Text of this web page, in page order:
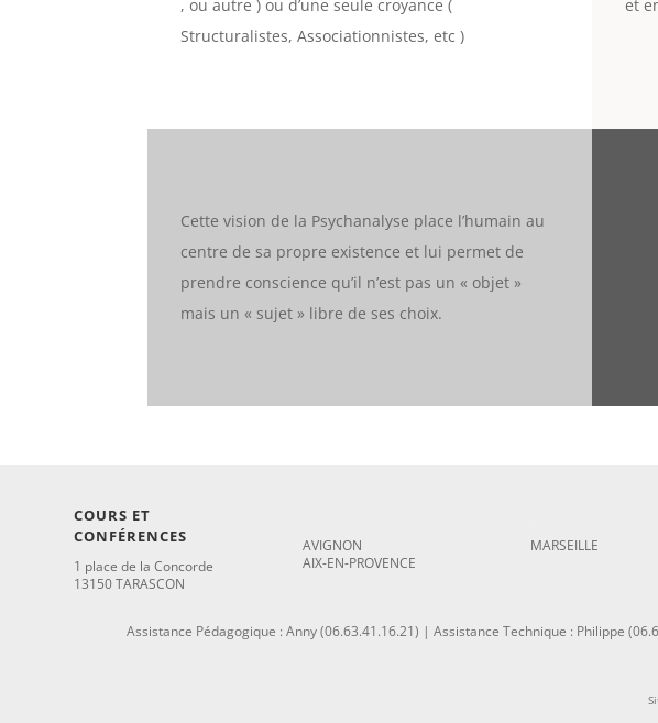
, ou autre ) ou d’une seule croyance (
Structuralistes, Associationnistes, etc )
et
Cette vision de la Psychanalyse place l’humain au
centre de sa propre existence et lui permet de
prendre conscience qu’il n’est pas un « objet »
mais un « sujet » libre de ses choix.
COURS ET
CONFÉRENCES
1 place de la Concorde
13150 TARASCON
AVIGNON
AIX-EN-PROVENCE
MARSEILLE
Assistance Pédagogique : Anny (06.63.41.16.21) | Assistance Technique : Philippe